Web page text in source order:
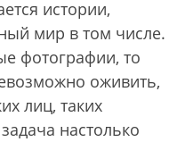
истории,
мир в том числе.
фотографии, то
оживить,
лиц, таких
настолько